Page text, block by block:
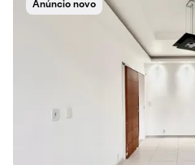
Anúncio novo